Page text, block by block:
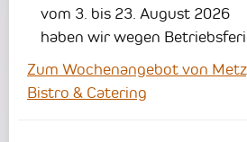
vom 3. bis 23. August 2026
haben wir wegen
Zum Wochenangebot von
Bistro & Catering